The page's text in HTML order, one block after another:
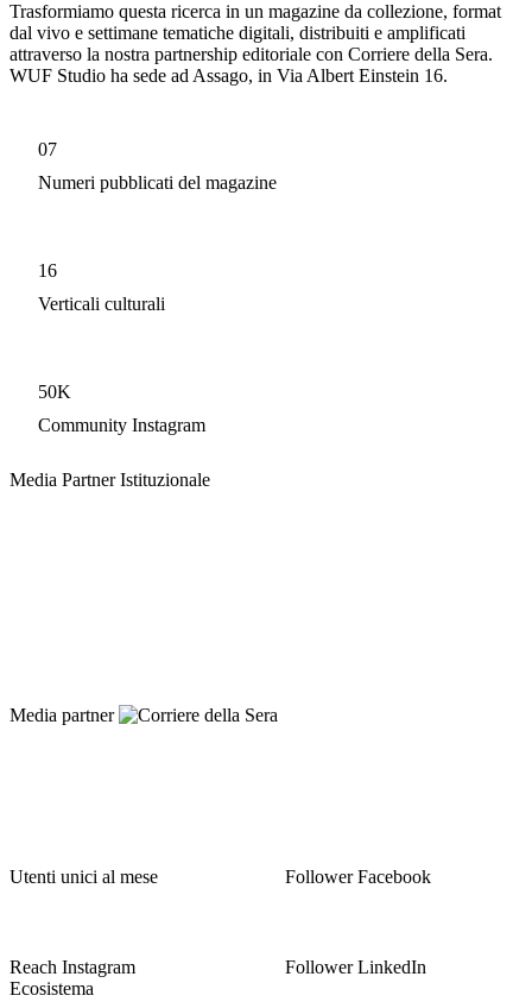
Trasformiamo questa ricerca in un magazine da collezione, format
dal vivo e settimane tematiche digitali, distribuiti e amplificati
attraverso la nostra partnership editoriale con Corriere della Sera.
WUF Studio ha sede ad Assago, in Via Albert Einstein 16.
07
Numeri pubblicati del magazine
16
Verticali culturali
50K
Community Instagram
Media Partner Istituzionale
Media partner
Utenti unici al mese
Follower Facebook
Reach Instagram
Follower LinkedIn
Ecosistema